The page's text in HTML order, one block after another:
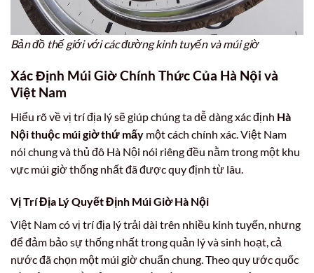
Bản đồ thế giới với các đường kinh tuyến và múi giờ
Xác Định Múi Giờ Chính Thức Của Hà Nội và
Việt Nam
Hiểu rõ về vị trí địa lý sẽ giúp chúng ta dễ dàng xác định Hà
Nội thuộc múi giờ thứ mấy một cách chính xác. Việt Nam
nói chung và thủ đô Hà Nội nói riêng đều nằm trong một khu
vực múi giờ thống nhất đã được quy định từ lâu.
Vị Trí Địa Lý Quyết Định Múi Giờ Hà Nội
Việt Nam có vị trí địa lý trải dài trên nhiều kinh tuyến, nhưng
để đảm bảo sự thống nhất trong quản lý và sinh hoạt, cả
nước đã chọn một múi giờ chuẩn chung. Theo quy ước quốc